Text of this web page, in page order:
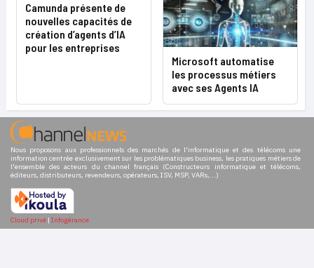
Camunda présente de
nouvelles capacités de
création d’agents d’IA
pour les entreprises
Microsoft automatise
les processus métiers
avec ses Agents IA
Nous proposons aux professionnels des marchés de l'informatique et des télécoms une
information centrée exclusivement sur les problématiques business, les pratiques métiers de
l'ensemble des acteurs du channel français (Constructeurs informatique et télécoms,
éditeurs, distributeurs, revendeurs, opérateurs, ISV, MSP, VARs,...)
Cloud privé | Infogérance